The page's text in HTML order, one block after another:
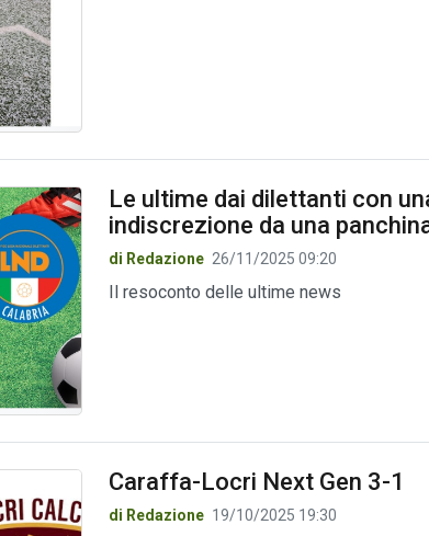
Le ultime dai dilettanti con
indiscrezione da una
di Redazione 26/11/2025 09:20
Il resoconto delle ultime news
Caraffa-Locri Next Gen 3-1
di Redazione 19/10/2025 19:30